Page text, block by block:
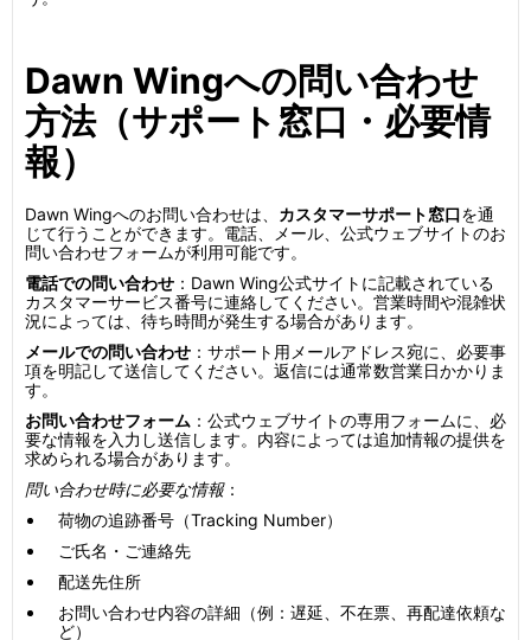
Dawn Wingへの問い合わせ
方法（サポート窓口・必要情
報）
Dawn Wingへのお問い合わせは、 カスタマーサポート窓口を通
じて行うことができます。電話、メール、公式ウェブサイトのお
問い合わせフォームが利用可能です。
電話での問い合わせ ：Dawn Wing公式サイトに記載されている
カスタマーサービス番号に連絡してください。営業時間や混雑状
況によっては、待ち時間が発生する場合があります。
メールでの問い合わせ ：サポート用メールアドレス宛に、必要事
項を明記して送信してください。返信には通常数営業日かかりま
す。
お問い合わせフォーム ：公式ウェブサイトの専用フォームに、必
要な情報を入力し送信します。内容によっては追加情報の提供を
求められる場合があります。
問い合わせ時に必要な情報：
荷物の追跡番号（Tracking Number）
ご氏名・ご連絡先
配送先住所
お問い合わせ内容の詳細（例：遅延、不在票、再配達依頼な
ど）